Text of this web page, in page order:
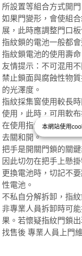
本網站使用
所設置等組合方式開
如果門變形，會使組
展，此時應調整門口板
指紋鎖的電池一般都
指紋鎖電池的使用壽命
友情提示：不可混用
禁止鎖面與腐蝕性物
的光澤度。
指紋採集窗使用較長
使用，此時，可用軟布
在使用指紋鎖的時候
去關和開。
把手是開關門鎖的關
因此切勿在把手上懸掛
更換電池時，切記不
性電池。
不私自分解拆卸，指
非專業人員拆卸時可
果。若懷疑指紋門鎖
找售後 專業人員上門